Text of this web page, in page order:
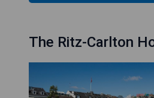
The Ritz-Carlton